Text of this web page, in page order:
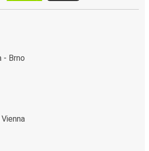
- Brno